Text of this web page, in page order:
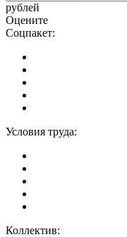
рублей
Оцените
Соцпакет:
Условия труда:
Коллектив: